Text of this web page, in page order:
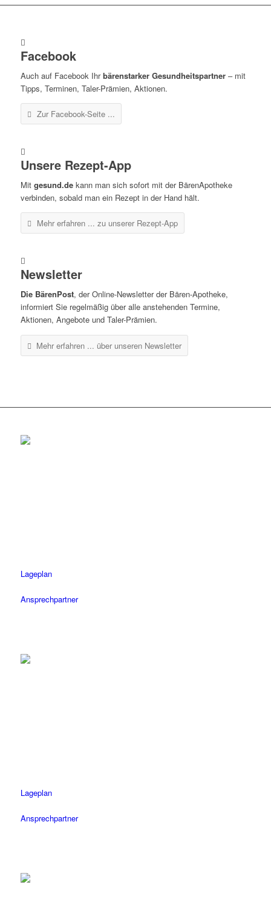
Facebook
Auch auf Facebook Ihrbärenstarker Gesundheitspartner– mit
Tipps, Terminen, Taler-Prämien, Aktionen.
Zur Facebook-Seite ...
Unsere Rezept-App
Mit gesund.dekann man sich sofort mit der BärenApotheke
verbinden, sobald man ein Rezept in der Hand hält.
Mehr erfahren ... zu unserer Rezept-App
Newsletter
Die BärenPost, der Online-Newsletter der Bären-Apotheke,
informiert Sie regelmäßig über alle anstehenden Termine,
Aktionen, Angebote und Taler-Prämien.
Mehr erfahren ... über unseren Newsletter
Lageplan
Ansprechpartner
Lageplan
Ansprechpartner